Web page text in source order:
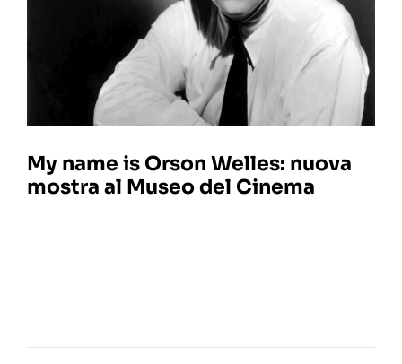
My name is Orson Welles: nuova
mostra al Museo del Cinema